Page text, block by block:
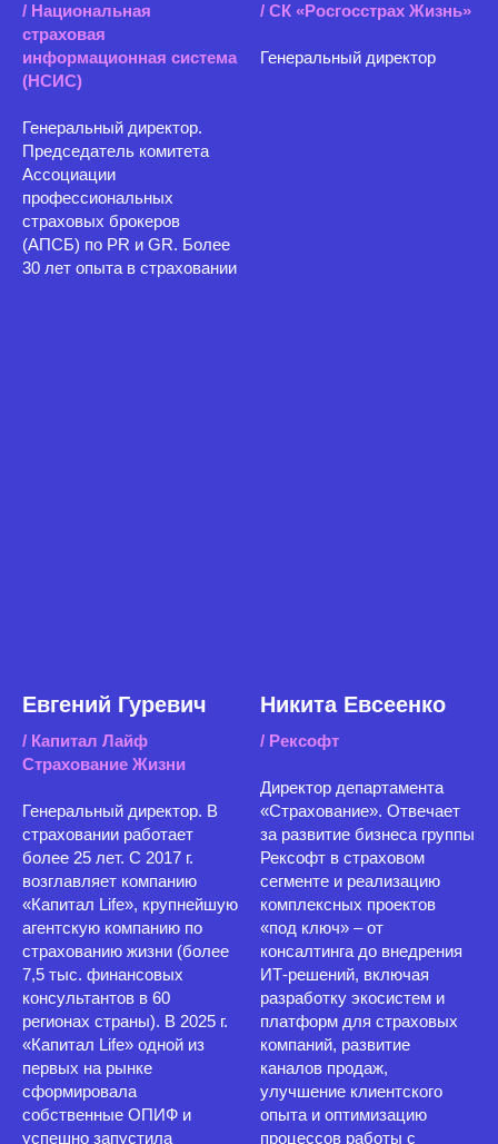
/ Национальная
страховая
информационная система
(НСИС)
Генеральный директор.
Председатель комитета
Ассоциации
профессиональных
страховых брокеров
(АПСБ) по PR и GR. Более
30 лет опыта в страховании
/ СК «Росгосстрах Жизнь»
Генеральный директор
Евгений Гуревич
/ Капитал Лайф
Страхование Жизни
Генеральный директор. В
страховании работает
более 25 лет. С 2017 г.
возглавляет компанию
«Капитал Life», крупнейшую
агентскую компанию по
страхованию жизни (более
7,5 тыс. финансовых
консультантов в 60
регионах страны). В 2025 г.
«Капитал Life» одной из
первых на рынке
сформировала
собственные ОПИФ и
успешно запустила
Никита Евсеенко
/ Рексофт
Директор департамента
«Страхование». Отвечает
за развитие бизнеса группы
Рексофт в страховом
сегменте и реализацию
комплексных проектов
«под ключ» – от
консалтинга до внедрения
ИТ-решений, включая
разработку экосистем и
платформ для страховых
компаний, развитие
каналов продаж,
улучшение клиентского
опыта и оптимизацию
процессов работы с